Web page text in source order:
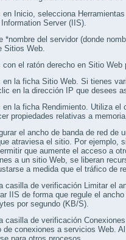
en Inicio, selecciona
Server (IIS).
*nombre del servidor (donde
Sitios Web.
con el ratón derecho en Sitio
en la ficha Sitio Web. Si tienes
en la dirección IP que desees
en la ficha Rendimiento. Utiliza el
propiedades relativas a
el ancho de banda de red de
atraviesa el sitio. Por ejemplo,
que aumente el acceso a
a un sitio Web, se liberan
a medida que el tráfico de
casilla de verificación Limitar el
IIS de forma que regule el
por segundo (KB/S).
casilla de verificación
de conexiones a servicios Web.